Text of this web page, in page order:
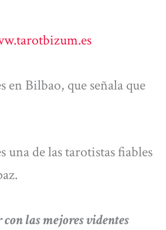
en Bilbao, que señala que
una de las tarotistas fiables
las mejores videntes